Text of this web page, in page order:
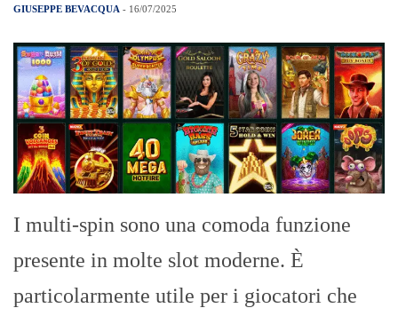
GIUSEPPE BEVACQUA - 16/07/2025
I multi-spin sono una comoda funzione
presente in molte slot moderne. È
particolarmente utile per i giocatori che